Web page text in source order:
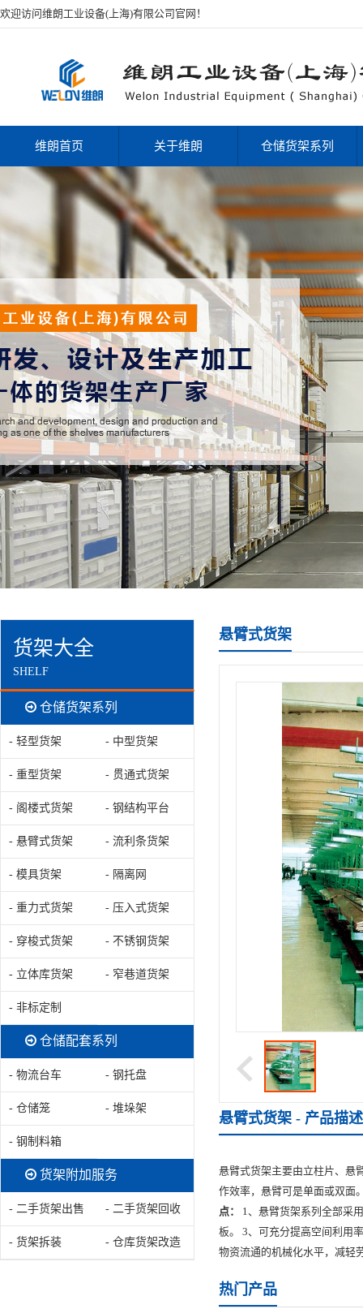
欢迎访问维朗工业设备(上海)有限公司官网！
维朗首页 关于维朗 仓储货架系列
货架大全
SHELF
仓储货架系列
- 轻型货架 - 中型货架
- 重型货架 - 贯通式货架
- 阁楼式货架 - 钢结构平台
- 悬臂式货架 - 流利条货架
- 模具货架 - 隔离网
- 重力式货架 - 压入式货架
- 穿梭式货架 - 不锈钢货架
- 立体库货架 - 窄巷道货架
- 非标定制
仓储配套系列
- 物流台车 - 钢托盘
- 仓储笼 - 堆垛架
- 钢制料箱
货架附加服务
- 二手货架出售 - 二手货架回收
- 货架拆装 - 仓库货架改造
悬臂式货架
悬臂式货架 - 产品描述
悬臂式货架主要由立柱片、悬
作效率，悬臂可是单面或双面
点： 1、悬臂货架系列全部采
板。 3、可充分提高空间利用
物资流通的机械化水平，减轻
热门产品